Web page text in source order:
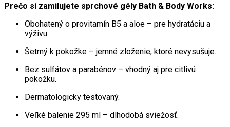
Prečo si zamilujete sprchové gély Bath & Body Works:
Obohatený o provitamín B5 a aloe – pre hydratáciu a
výživu.
Šetrný k pokožke – jemné zloženie, ktoré nevysušuje.
Bez sulfátov a parabénov – vhodný aj pre citlivú
pokožku.
Dermatologicky testovaný.
Veľké balenie 295 ml – dlhodobá sviežosť.